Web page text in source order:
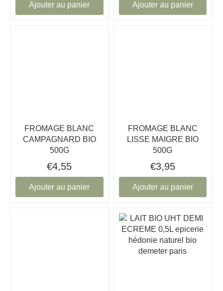
Ajouter au panier Ajouter au panier
FROMAGE BLANC
CAMPAGNARD BIO
500G
€4,55
Ajouter au panier
FROMAGE BLANC
LISSE MAIGRE BIO
500G
€3,95
Ajouter au panier